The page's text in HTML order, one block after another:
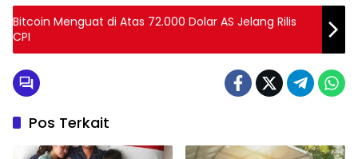
Bitcoin Menguat di Atas 72.000 Dolar AS Jelang Rilis
CPI
Pos Terkait